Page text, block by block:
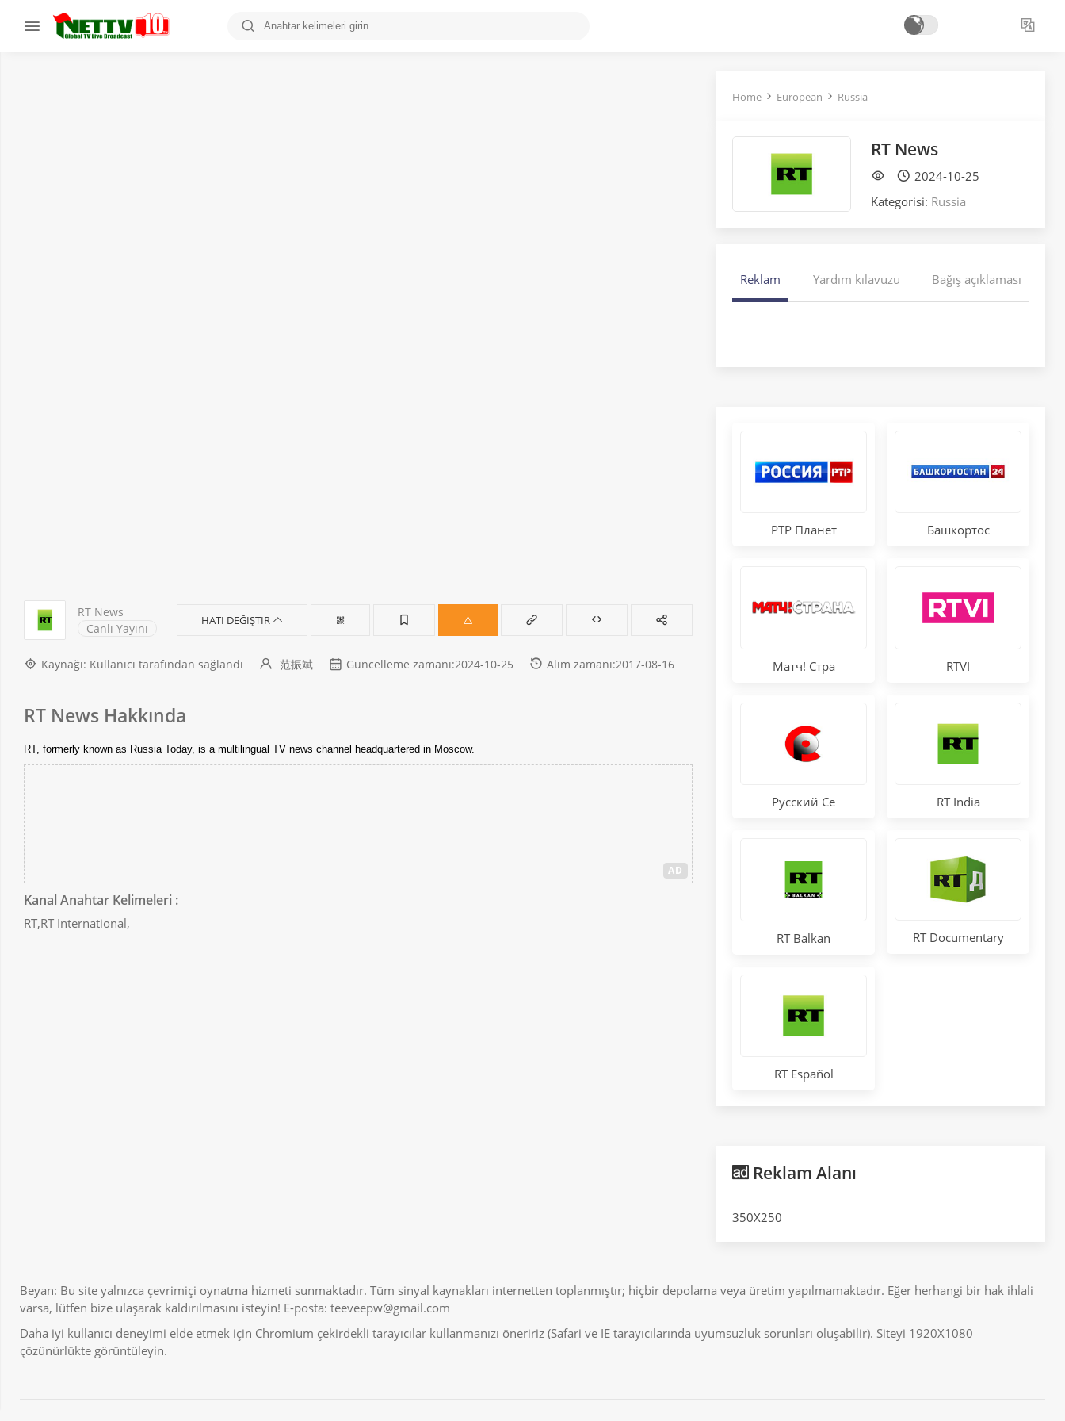
RT News
Canlı Yayını
HATI DEĞIŞTIR
Kaynağı: Kullanıcı tarafından sağlandı 范振斌 Güncelleme zamanı:2024-10-25 Alım zamanı:2017-08-16
RT News Hakkında
RT, formerly known as Russia Today, is a multilingual TV news channel headquartered in Moscow.
AD
Kanal Anahtar Kelimeleri :
RT,RT International,
Home European Russia
RT News
2024-10-25
Kategorisi: Russia
Reklam Yardım kılavuzu Bağış açıklaması
РТР Планет Башкортос
Матч! Стра RTVI
Русский Се RT India
RT Balkan RT Documentary
RT Español
Reklam Alanı
350X250
Beyan: Bu site yalnızca çevrimiçi oynatma hizmeti sunmaktadır. Tüm sinyal kaynakları internetten toplanmıştır; hiçbir depolama veya üretim yapılmamaktadır. Eğer herhangi bir hak ihlali
varsa, lütfen bize ulaşarak kaldırılmasını isteyin! E-posta: teeveepw@gmail.com
Daha iyi kullanıcı deneyimi elde etmek için Chromium çekirdekli tarayıcılar kullanmanızı öneririz (Safari ve IE tarayıcılarında uyumsuzluk sorunları oluşabilir). Siteyi 1920X1080
çözünürlükte görüntüleyin.